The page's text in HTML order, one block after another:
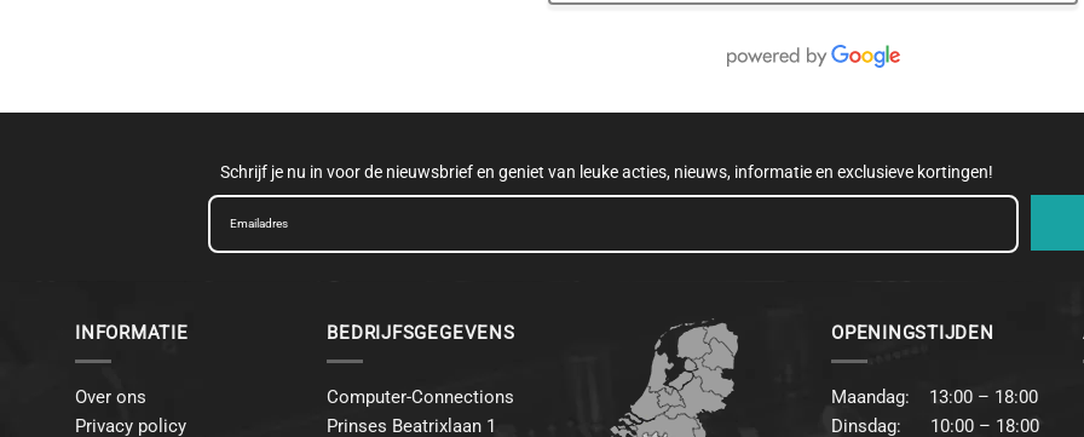
Schrijf je nu in voor de nieuwsbrief en geniet van leuke acties, nieuws, informatie en exclusieve kortingen!
INFORMATIE
Over ons
Privacy policy
BEDRIJFSGEGEVENS
Computer-Connections
Prinses Beatrixlaan 1
OPENINGSTIJDEN
Maandag: 13:00 – 18:00
Dinsdag: 10:00 – 18:00